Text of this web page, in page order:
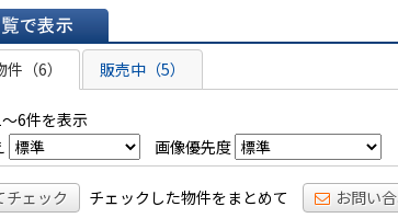
示
（6） 販売中（5）
6件を表示
画像優先度
チェック チェックした物件をまとめて お問い